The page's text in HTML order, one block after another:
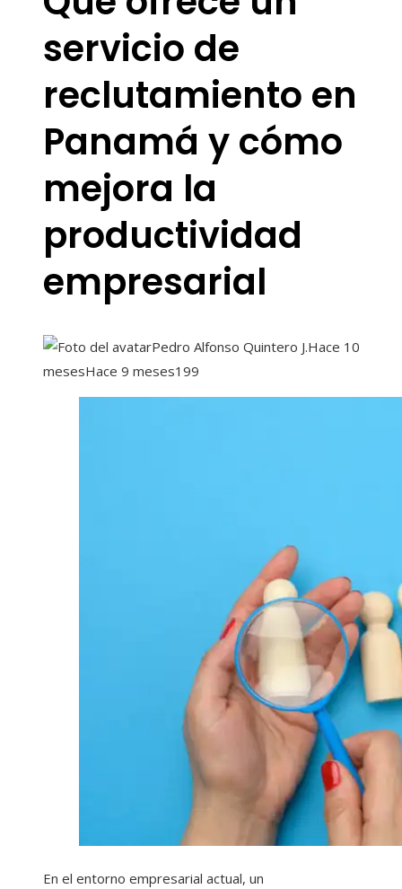
servicio de
reclutamiento en
Panamá y cómo
mejora la
productividad
empresarial
Pedro Alfonso Quintero J.Hace 10
mesesHace 9 meses199
En el entorno empresarial actual, un